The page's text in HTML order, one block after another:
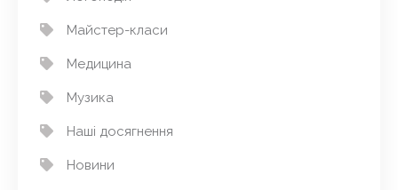
Майстер-класи
Медицина
Музика
Наші досягнення
Новини